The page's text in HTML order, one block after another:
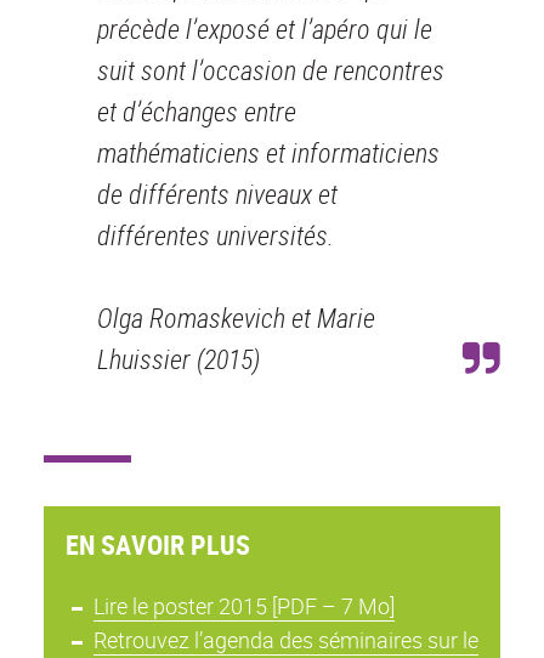
précède l’exposé et l’apéro qui le
suit sont l’occasion de rencontres
et d’échanges entre
mathématiciens et informaticiens
de différents niveaux et
différentes universités.
Olga Romaskevich et Marie
Lhuissier (2015)
EN SAVOIR PLUS
Lire le poster 2015 [PDF – 7 Mo]
Retrouvez l’agenda des séminaires sur le